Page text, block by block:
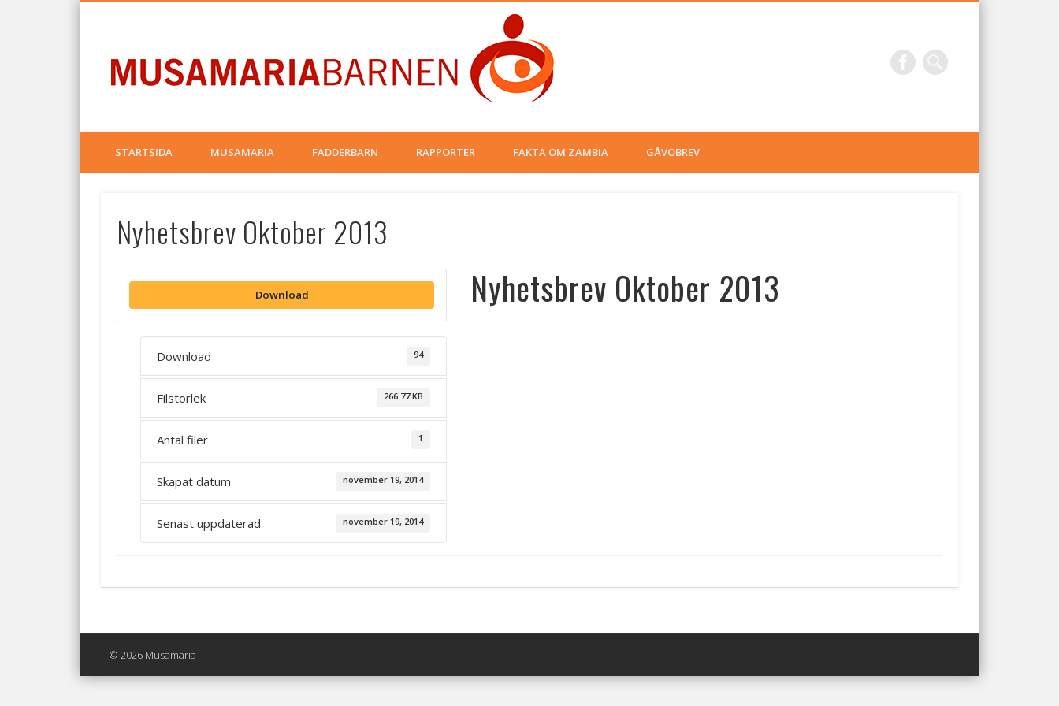
Musamaria
Facebook
STARTSIDA MUSAMARIA FADDERBARN RAPPORTER FAKTA OM ZAMBIA GÅVOBREV
Nyhetsbrev Oktober 2013
Download
Download 94
Filstorlek 266.77 KB
Antal filer 1
Skapat datum november 19, 2014
Senast uppdaterad november 19, 2014
Nyhetsbrev Oktober 2013
© 2026 Musamaria